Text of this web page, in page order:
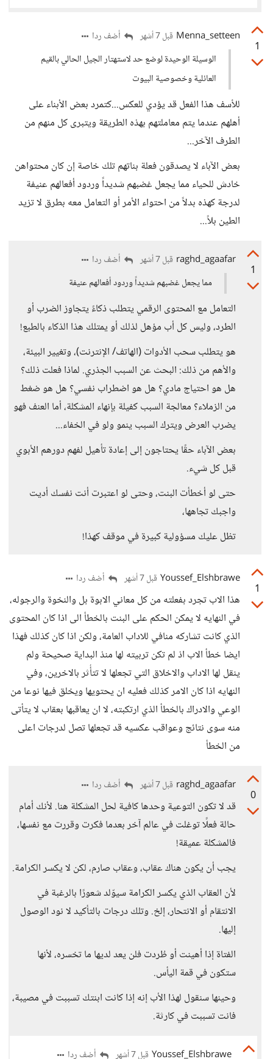
1
Menna_setteen قبل 7 أشهر
أضف ردا
الوسيلة الوحيدة لوضع حد لاستهتار الجيل الحالي بالقيم
العائلية وخصوصية البيوت
للأسف هذا الفعل قد يؤدي للعكس...كتمرد بعض الأبناء على
أهلهم عندما يتم معاملتهم بهذه الطريقة ويتبرى كل منهم من
الطرف الآخر...
بعض الآباء لا يصدقون فعلة بناتهم تلك خاصة إن كان محتواهن
خادش للحياء مما يجعل غضبهم شديداً وردود أفعالهم عنيفة
لدرجة كهذه بدلاً من احتواء الأمر أو التعامل معه بطرق لا تزيد
الطين بلاً...
1
raghd_agaafar قبل 7 أشهر
أضف ردا
مما يجعل غضبهم شديداً وردود أفعالهم عنيفة
التعامل مع المحتوى الرقمي يتطلب ذكاءً يتجاوز الضرب أو
الطرد، وليس كل أب مؤهل لذلك أو يمتلك هذا الذكاء بالطبع!
هو يتطلب سحب الأدوات (الهاتف/ الإنترنت)، وتغيير البيئة،
والأهم من ذلك: البحث عن السبب الجذري. لماذا فعلت ذلك؟
هل هو احتياج مادي؟ هل هو اضطراب نفسي؟ هل هو ضغط
من الزملاء؟ معالجة السبب كفيلة بإنهاء المشكلة، أما العنف فهو
يضرب العرض ويترك السبب ينمو ولو في الخفاء...
بعض الآباء حقًا يحتاجون إلى إعادة تأهيل لفهم دورهم الأبوي
قبل كل شيء.
حتى لو أخطأت البنت، وحتى لو اعتبرت أنت نفسك أديت
واجبك تجاهها،
تظل عليك مسؤولية كبيرة في موقف كهذا!
1
Youssef_Elshbrawe قبل 7 أشهر أضف ردا
هذا الاب تجرد بفعلته من كل معاني الابوة بل والنخوة والرجوله،
في النهايه لا يمكن الحكم على البنت بالخطأ الى اذا كان المحتوى
الذي كانت تشاركه منافي للاداب العامة، ولكن اذا كان كذلك فهذا
ايضا خطأ الاب اذ لم تكن تربيته لها منذ البداية صحيحة ولم
ينقل لها الاداب والاخلاق التي تجعلها لا تتأُثر بالاخرين، وفي
النهايه اذا كان الامر كذلك فعليه ان يحتويها ويخلق فيها نوعا من
الوعي والادراك بالخطأ الذي ارتكبته، لا ان يعاقبها بعقاب لا يتأتى
منه سوى نتائج وعواقب عكسيه قد تجعلها تصل لدرجات اعلى
من الخطأ
0
raghd_agaafar قبل 7 أشهر أضف ردا
قد لا تكون التوعية وحدها كافية لحل المشكلة هنا. لأنك أمام
حالة فعلًا توغلت في عالم آخر بعدما فكرت وقررت مع نفسها،
فالمشكلة عميقة!
يجب أن يكون هناك عقاب، وعقاب صارم، لكن لا يكسر الكرامة.
لأن العقاب الذي يكسر الكرامة سيوّلد شعورًا بالرغبة في
الانتقام أو الانتحار، إلخ. وتلك درجات بالتأكيد لا نود الوصول
إليها.
الفتاة إذا أهينت أو طُردت فلن يعد لديها ما تخسره، لأنها
ستكون في قمة اليأس.
وحينها سنقول لهذا الأب إنه إذا كانت ابنتك تسببت في مصيبة،
فانت تسببت في كارثة.
Youssef_Elshbrawe قبل 7 أشهر أضف ردا